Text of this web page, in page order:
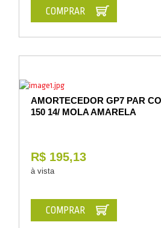
COMPRAR
AMORTECEDOR GP7 PAR
150 14/ MOLA AMARELA
R$ 195,13
à vista
COMPRAR